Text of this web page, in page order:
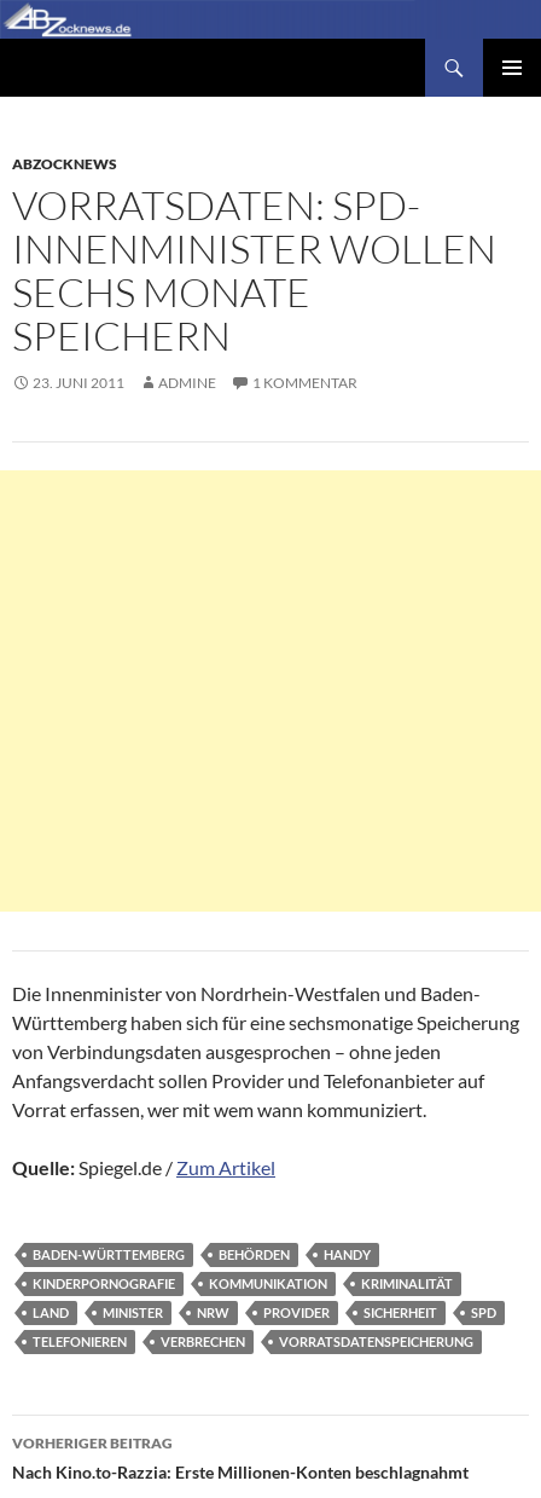
Zum
Inhalt
ABZOCKNEWS
VORRATSDATEN: SPD-
INNENMINISTER WOLLEN
SECHS MONATE
SPEICHERN
23. JUNI 2011 ADMINE 1 KOMMENTAR
Die Innenminister von Nordrhein-Westfalen und Baden-
Württemberg haben sich für eine sechsmonatige Speicherung
von Verbindungsdaten ausgesprochen – ohne jeden
Anfangsverdacht sollen Provider und Telefonanbieter auf
Vorrat erfassen, wer mit wem wann kommuniziert.
Quelle:Spiegel.de / Zum Artikel
BADEN-WÜRTTEMBERG BEHÖRDEN
HANDY
KINDERPORNOGRAFIE
KOMMUNIKATION
KRIMINALITÄT
LAND
MINISTER NRW PROVIDER SICHERHEIT
SPD
TELEFONIEREN
VERBRECHEN VORRATSDATENSPEICHERUNG
Beitragsnavigation
VORHERIGER BEITRAG
Nach Kino.to-Razzia: Erste Millionen-Konten beschlagnahmt